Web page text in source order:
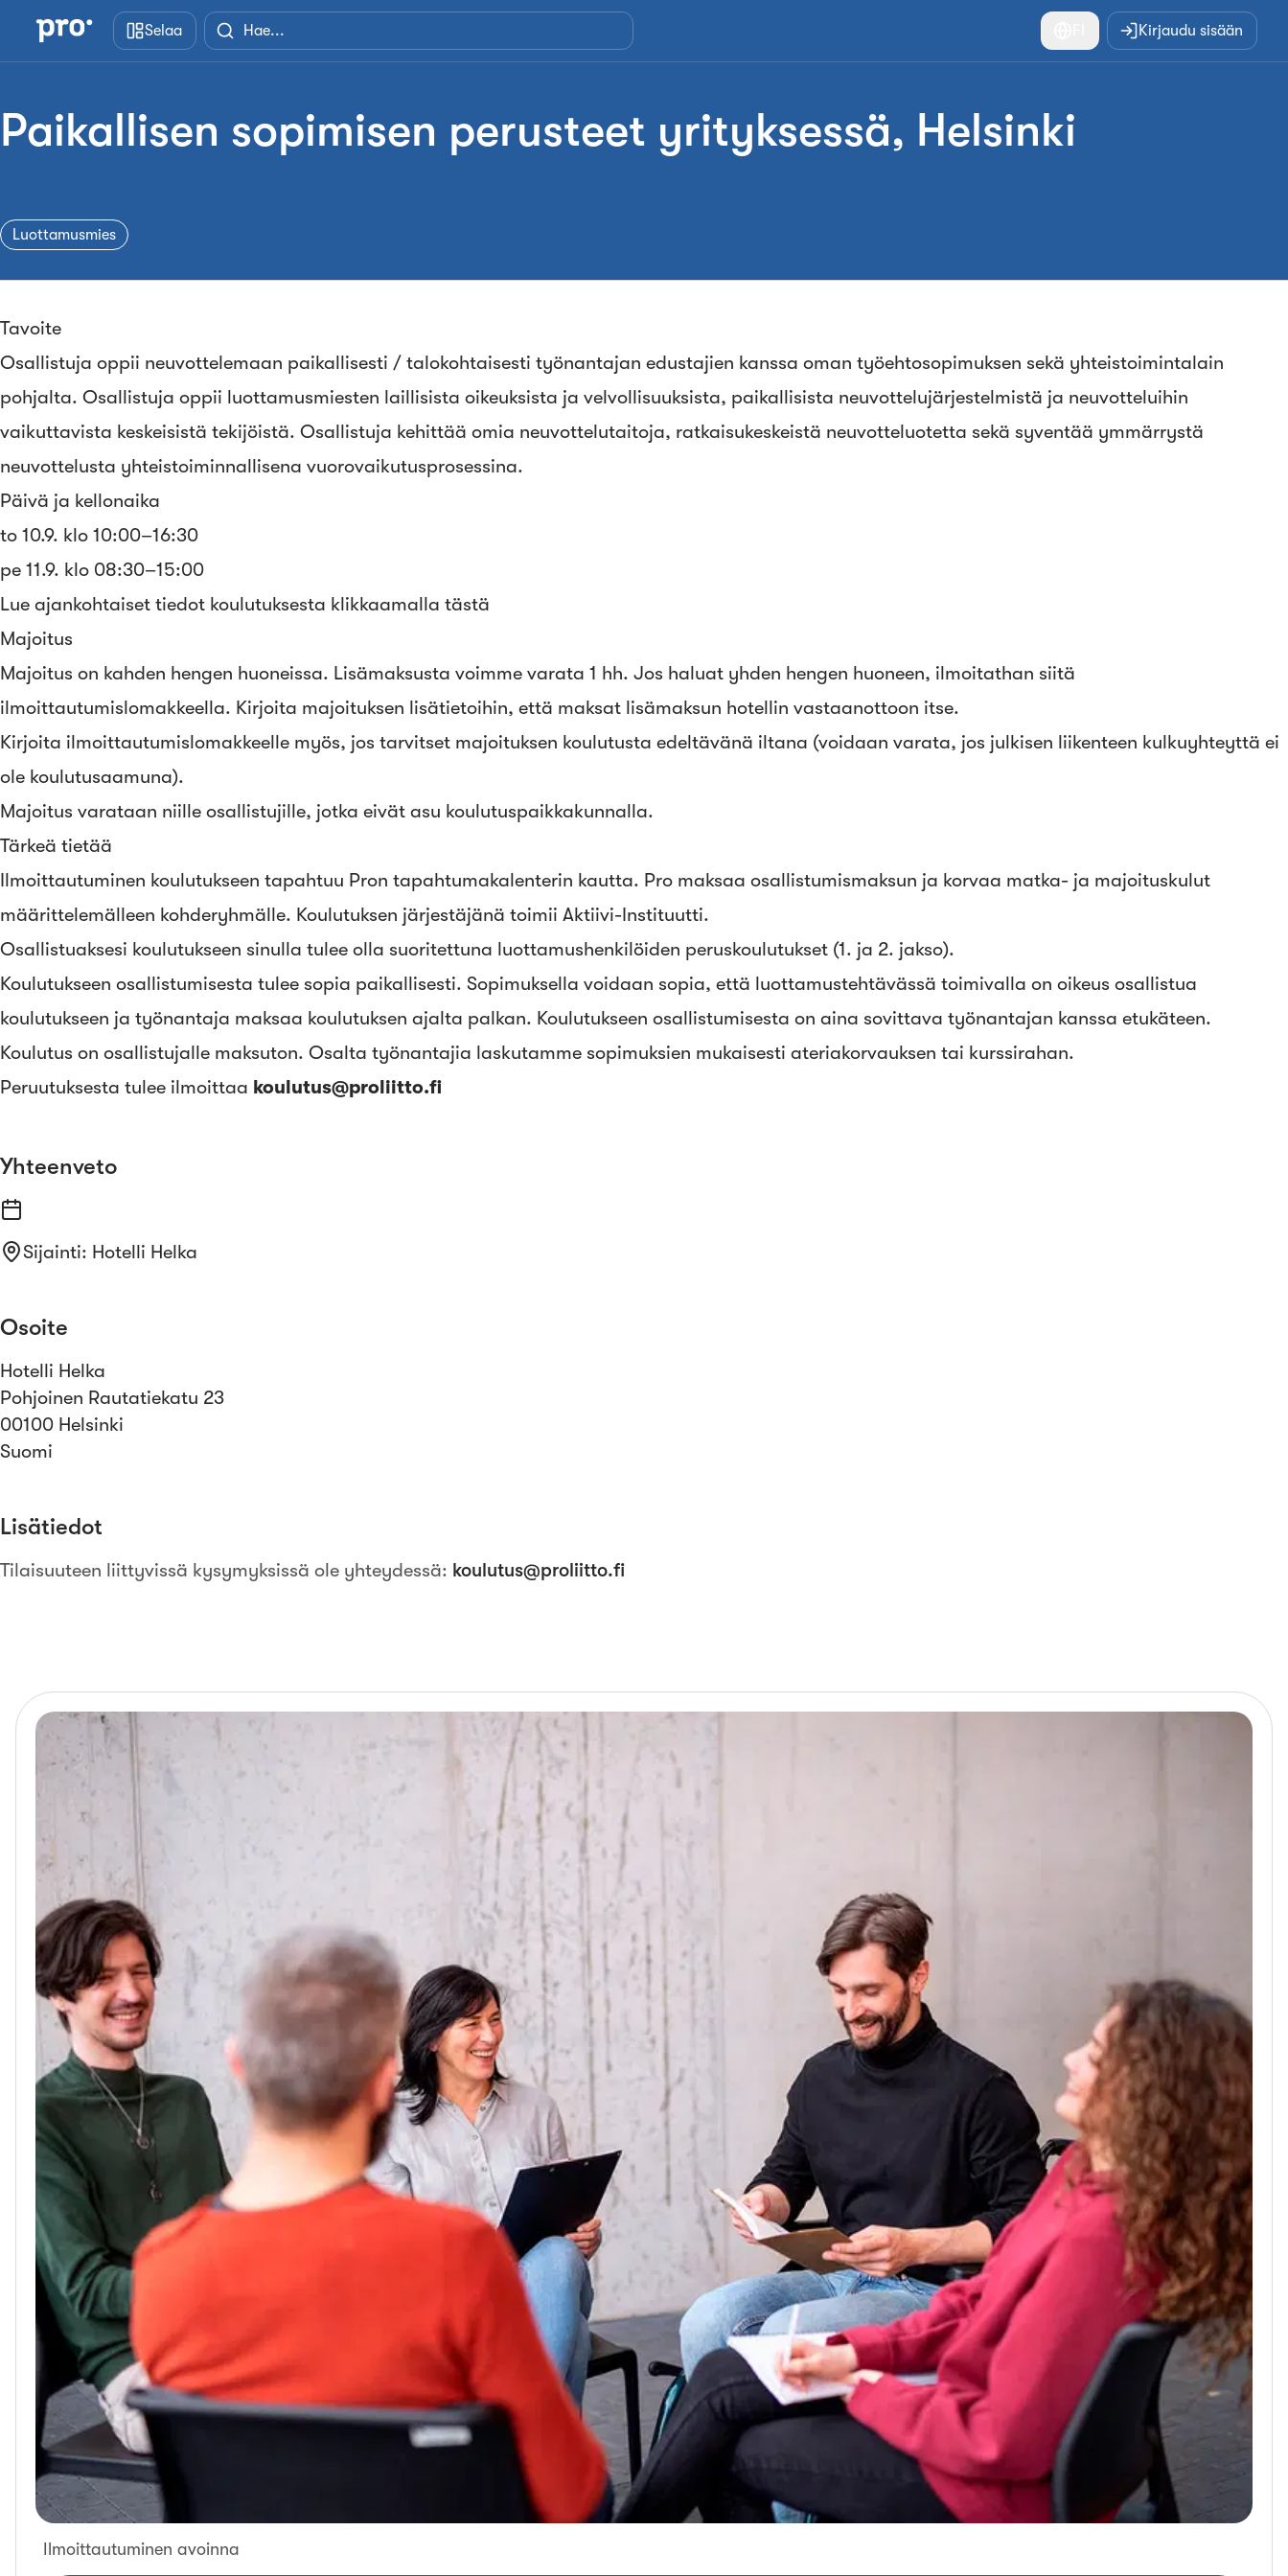
Siirry pääsisältöön
Selaa
Kirjaudu sisään
Paikallisen sopimisen perusteet yrityksessä, Helsinki
Luottamusmies
Tavoite
Osallistuja oppii neuvottelemaan paikallisesti / talokohtaisesti työnantajan edustajien kanssa oman työehtosopimuksen sekä yhteistoimintalain
pohjalta. Osallistuja oppii luottamusmiesten laillisista oikeuksista ja velvollisuuksista, paikallisista neuvottelujärjestelmistä ja neuvotteluihin
vaikuttavista keskeisistä tekijöistä. Osallistuja kehittää omia neuvottelutaitoja, ratkaisukeskeistä neuvotteluotetta sekä syventää ymmärrystä
neuvottelusta yhteistoiminnallisena vuorovaikutusprosessina.
Päivä ja kellonaika
to 10.9. klo 10:00–16:30
pe 11.9. klo 08:30–15:00
Lue ajankohtaiset tiedot koulutuksesta klikkaamalla tästä
Majoitus
Majoitus on kahden hengen huoneissa. Lisämaksusta voimme varata 1 hh. Jos haluat yhden hengen huoneen, ilmoitathan siitä
ilmoittautumislomakkeella. Kirjoita majoituksen lisätietoihin, että maksat lisämaksun hotellin vastaanottoon itse.
Kirjoita ilmoittautumislomakkeelle myös, jos tarvitset majoituksen koulutusta edeltävänä iltana (voidaan varata, jos julkisen liikenteen kulkuyhteyttä ei
ole koulutusaamuna).
Majoitus varataan niille osallistujille, jotka eivät asu koulutuspaikkakunnalla.
Tärkeä tietää
Ilmoittautuminen koulutukseen tapahtuu Pron tapahtumakalenterin kautta. Pro maksaa osallistumismaksun ja korvaa matka- ja majoituskulut
määrittelemälleen kohderyhmälle. Koulutuksen järjestäjänä toimii Aktiivi-Instituutti.
Osallistuaksesi koulutukseen sinulla tulee olla suoritettuna luottamushenkilöiden peruskoulutukset (1. ja 2. jakso).
Koulutukseen osallistumisesta tulee sopia paikallisesti. Sopimuksella voidaan sopia, että luottamustehtävässä toimivalla on oikeus osallistua
koulutukseen ja työnantaja maksaa koulutuksen ajalta palkan. Koulutukseen osallistumisesta on aina sovittava työnantajan kanssa etukäteen.
Koulutus on osallistujalle maksuton. Osalta työnantajia laskutamme sopimuksien mukaisesti ateriakorvauksen tai kurssirahan.
Peruutuksesta tulee ilmoittaa koulutus@proliitto.fi
Yhteenveto
Sijainti: Hotelli Helka
Osoite
Hotelli Helka
Pohjoinen Rautatiekatu 23
00100 Helsinki
Suomi
Lisätiedot
Tilaisuuteen liittyvissä kysymyksissä ole yhteydessä: koulutus@proliitto.fi
Ilmoittautuminen avoinna